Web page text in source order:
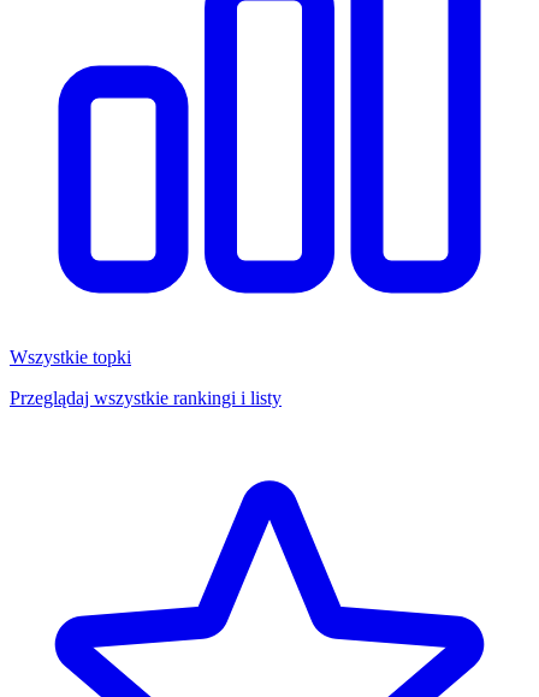
Wszystkie topki
Przeglądaj wszystkie rankingi i listy